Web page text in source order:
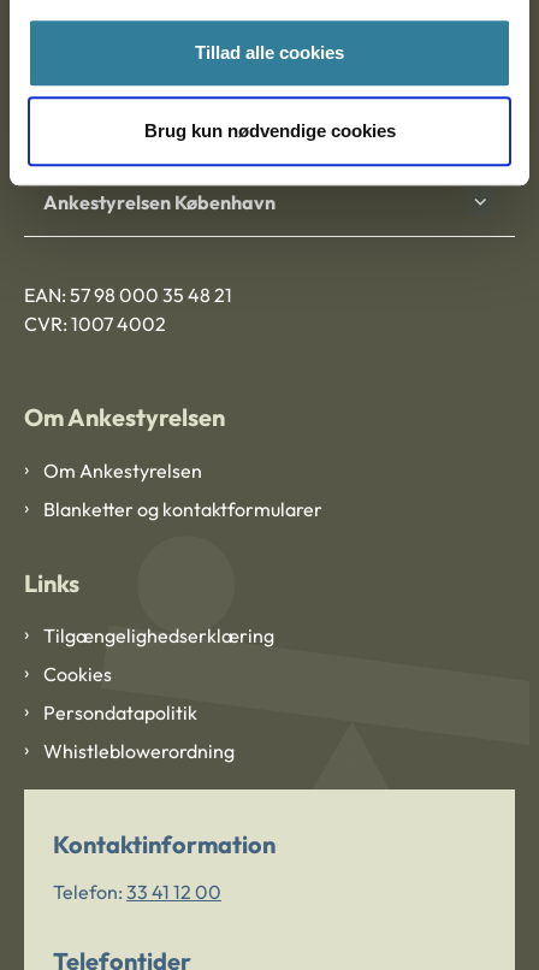
Tillad alle cookies
Brug kun nødvendige cookies
Ankestyrelsen Aalborg
Ankestyrelsen København
EAN: 57 98 000 35 48 21
CVR: 1007 4002
Om Ankestyrelsen
Om Ankestyrelsen
Blanketter og kontaktformularer
Links
Tilgængelighedserklæring
Cookies
Persondatapolitik
Whistleblowerordning
Kontaktinformation
Telefon: 33 41 12 00
Telefontider